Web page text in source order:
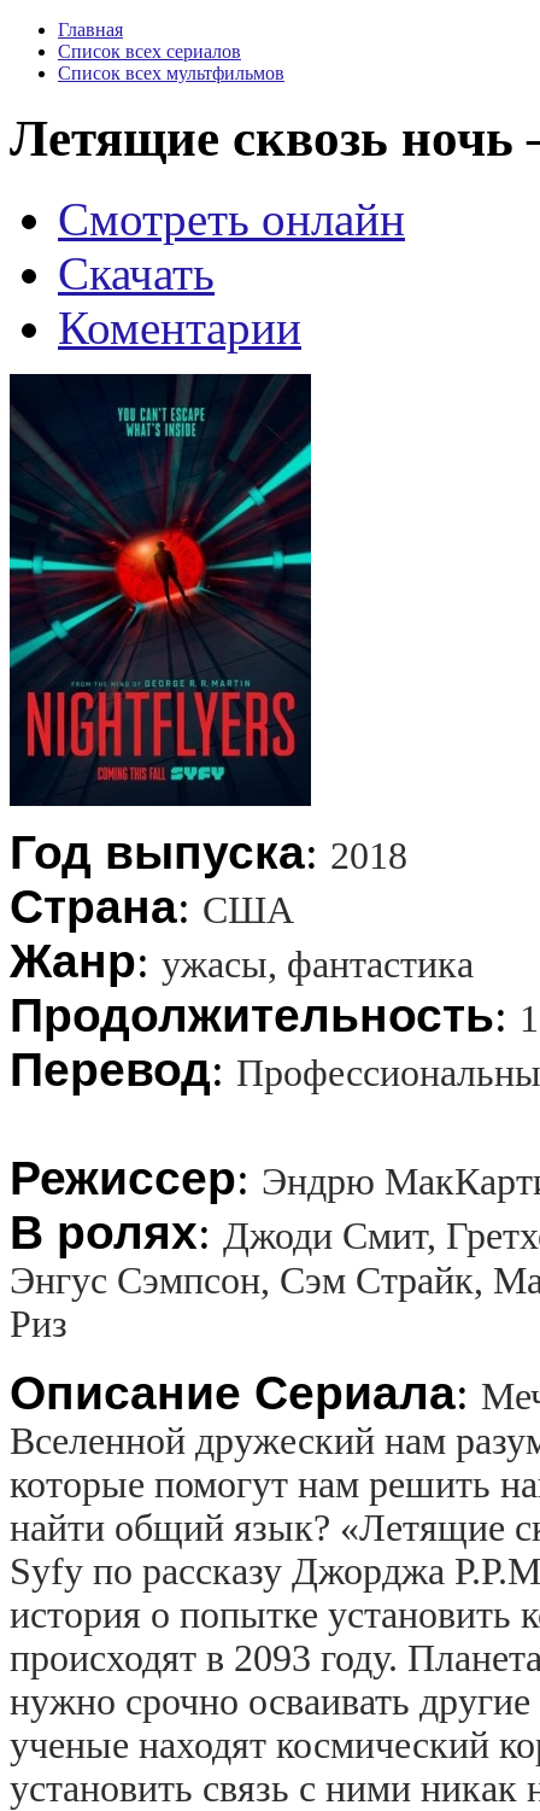
Главная
Список всех сериалов
Список всех мультфильмов
Летящие сквозь
Смотреть онлайн
Скачать
Коментарии
Год выпуска: 2018
Страна: США
Жанр: ужасы, фантастика
Продолжительность:
Перевод:
Режиссер: Эндрю
В ролях: Джоди Смит,
Энгус Сэмпсон, Сэм Страйк,
Риз
Описание Сериала:
Вселенной дружеский нам
которые помогут нам решить
найти общий язык? «Летящие
Syfy по рассказу Джорджа
история о попытке
происходят в 2093 году.
нужно срочно осваивать
ученые находят космический
установить связь с ними никак